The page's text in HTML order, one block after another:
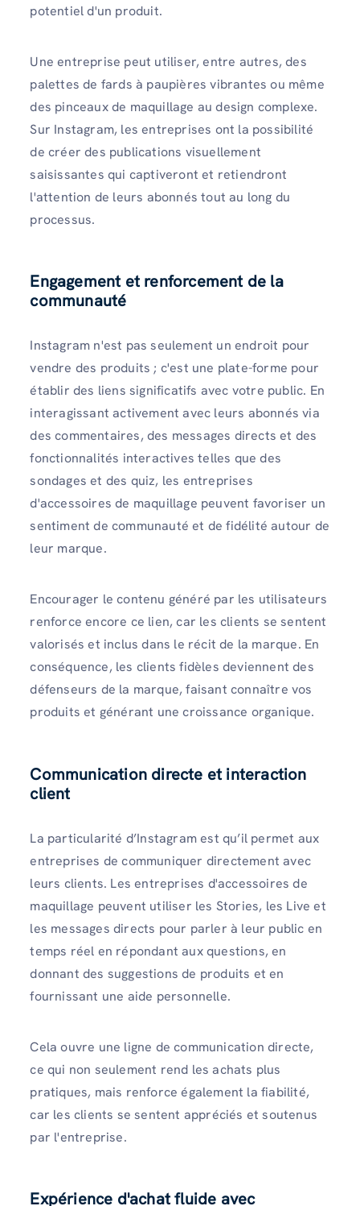
potentiel d'un produit.
Une entreprise peut utiliser, entre autres, des
palettes de fards à paupières vibrantes ou même
des pinceaux de maquillage au design complexe.
Sur Instagram, les entreprises ont la possibilité
de créer des publications visuellement
saisissantes qui captiveront et retiendront
l'attention de leurs abonnés tout au long du
processus.
Engagement et renforcement de la
communauté
Instagram n'est pas seulement un endroit pour
vendre des produits ; c'est une plate-forme pour
établir des liens significatifs avec votre public. En
interagissant activement avec leurs abonnés via
des commentaires, des messages directs et des
fonctionnalités interactives telles que des
sondages et des quiz, les entreprises
d'accessoires de maquillage peuvent favoriser un
sentiment de communauté et de fidélité autour de
leur marque.
Encourager le contenu généré par les utilisateurs
renforce encore ce lien, car les clients se sentent
valorisés et inclus dans le récit de la marque. En
conséquence, les clients fidèles deviennent des
défenseurs de la marque, faisant connaître vos
produits et générant une croissance organique.
Communication directe et interaction
client
La particularité d’Instagram est qu’il permet aux
entreprises de communiquer directement avec
leurs clients. Les entreprises d'accessoires de
maquillage peuvent utiliser les Stories, les Live et
les messages directs pour parler à leur public en
temps réel en répondant aux questions, en
donnant des suggestions de produits et en
fournissant une aide personnelle.
Cela ouvre une ligne de communication directe,
ce qui non seulement rend les achats plus
pratiques, mais renforce également la fiabilité,
car les clients se sentent appréciés et soutenus
par l'entreprise.
Expérience d'achat fluide avec